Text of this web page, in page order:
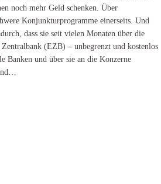
noch mehr Geld schenken. Über
Konjunkturprogramme einerseits. Und
dass sie seit vielen Monaten über die
Zentralbank (EZB) – unbegrenzt und kostenlos
Banken und über sie an die Konzerne